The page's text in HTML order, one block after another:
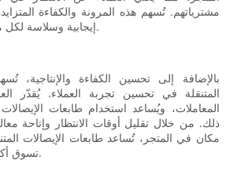
مشترياتهم. تُسهم هذه المرونة والكفاءة
إيجابية وسلاسة لكل من العملاء والموظفين.
بالإضافة إلى تحسين الكفاءة والإنتاجية،
المتنقلة في تحسين تجربة العملاء. يُقدّر
المعاملات، ويُساعد استخدام طابعات
ذلك. من خلال تقليل أوقات الانتظار وإتاحة
مكان في المتجر، تُساعد طابعات الإيصالات
تسوق أكثر راحة ومتعة للعملاء.